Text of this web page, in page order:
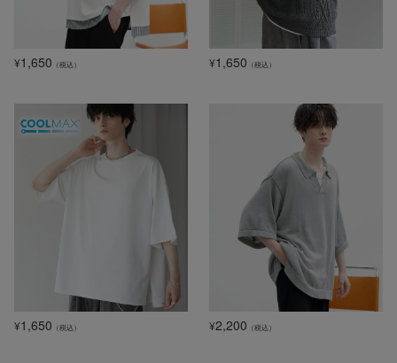
¥1,650 （税込） ¥1,650 （税込）
¥1,650 （税込） ¥2,200 （税込）